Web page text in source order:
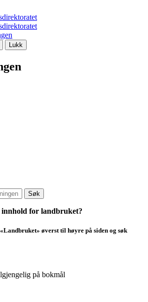
Lukk
Søk
for landbruket?
øverst til høyre på siden og søk
på bokmål